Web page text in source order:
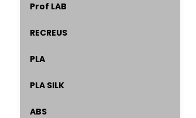
Prof LAB
RECREUS
PLA
PLA SILK
ABS